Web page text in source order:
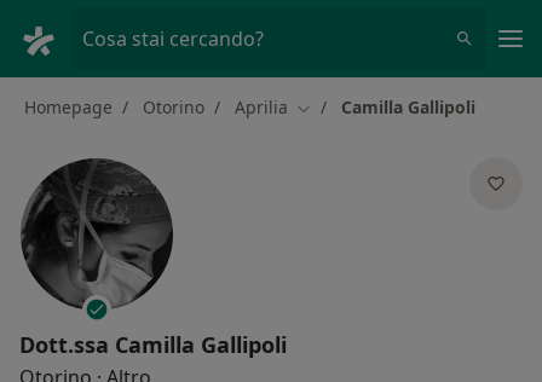
Cosa stai cercando?
Homepage Otorino Aprilia Cambia città
Camilla Gallipoli
Dott.ssa Camilla Gallipoli